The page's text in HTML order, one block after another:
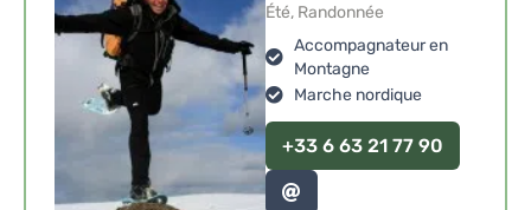
Été, Randonnée
Accompagnateur en
Montagne
Marche nordique
+33 6 63 21 77 90